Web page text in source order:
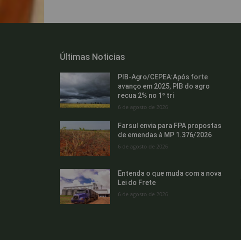
Últimas Noticias
PIB-Agro/CEPEA:Após forte
avanço em 2025, PIB do agro
recua 2% no 1º tri
6 de agosto de 2026
Farsul envia para FPA propostas
de emendas à MP 1.376/2026
6 de agosto de 2026
Entenda o que muda com a nova
Lei do Frete
6 de agosto de 2026